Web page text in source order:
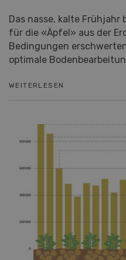
Das nasse, kalte
für die «Äpfel» aus der
Bedingungen
optimale
WEITERLESEN